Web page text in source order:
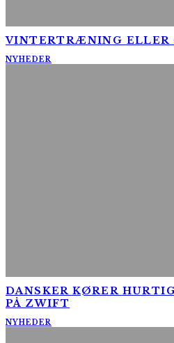
VINTERTRÆNING ELLER
NYHEDER
DANSKER KØRER
PÅ ZWIFT
NYHEDER